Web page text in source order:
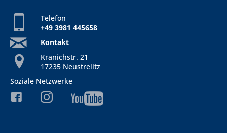
Telefon
+49 3981 445658
Kontakt
Kranichstr. 21
17235 Neustrelitz
Soziale Netzwerke